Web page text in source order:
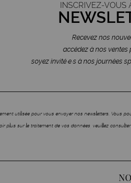
INSCRIVEZ-VOUS
Recevez nos
accédez à nos ventes
soyez invité·e·s à nos journées
utilisée pour vous envoyer nos newsletters. Vous
plus sur le traitement de vos données, veuillez